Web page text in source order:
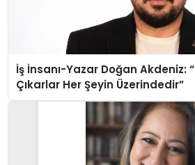
İş İnsanı-Yazar Doğan Akdeniz:
Çıkarlar Her Şeyin Üzerindedir”